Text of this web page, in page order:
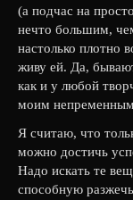
(а подчас на
нечто большим,
настолько плотно
живу ей. Да,
как и у любой
моим
Я считаю, что
можно достичь
Надо искать те
способную